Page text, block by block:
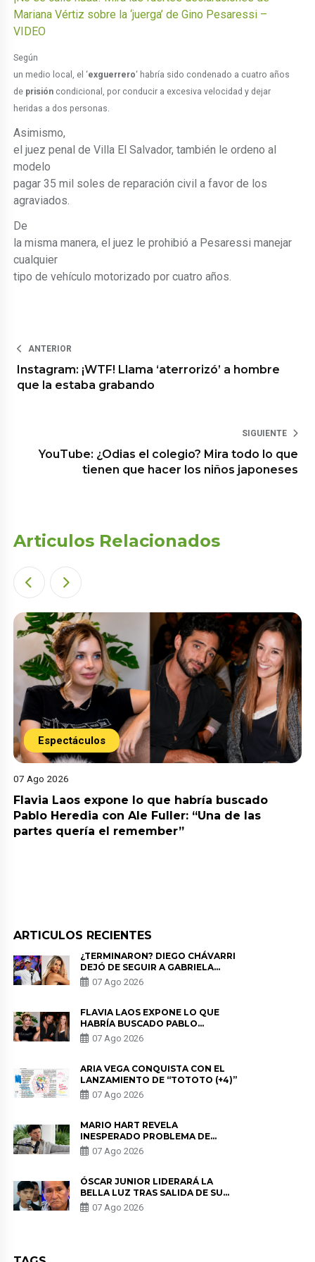
Mariana Vértiz sobre la ‘juerga’ de Gino Pesaressi –
VIDEO
Según
un medio local, el ‘exguerrero‘ habría sido condenado a cuatro años
de prisión condicional, por conducir a excesiva velocidad y dejar
heridas a dos personas.
Asimismo,
el juez penal de Villa El Salvador, también le ordeno al
modelo
pagar 35 mil soles de reparación civil a favor de los
agraviados.
De
la misma manera, el juez le prohibió a Pesaressi manejar
cualquier
tipo de vehículo motorizado por cuatro años.
ANTERIOR
Instagram: ¡WTF! Llama ‘aterrorizó’ a hombre
que la estaba grabando
SIGUIENTE
YouTube: ¿Odias el colegio? Mira todo lo que
tienen que hacer los niños japoneses
Articulos Relacionados
Espectáculos
07 Ago 2026
Flavia Laos expone lo que habría buscado
Pablo Heredia con Ale Fuller: “Una de las
partes quería el remember”
ARTICULOS RECIENTES
¿TERMINARON? DIEGO CHÁVARRI
DEJÓ DE SEGUIR A GABRIELA
HERRERA Y ANUNCIA SU SALIDA
DE PÓDCAST
07 Ago 2026
FLAVIA LAOS EXPONE LO QUE
HABRÍA BUSCADO PABLO
HEREDIA CON ALE FULLER: “UNA
DE LAS PARTES QUERÍA EL
07 Ago 2026
ARIA VEGA CONQUISTA CON EL
LANZAMIENTO DE “TOTOTO (+4)”
07 Ago 2026
MARIO HART REVELA
INESPERADO PROBLEMA DE
SALUD ANTES DE SEPARARSE DE
KORINA: “ME ENCONTRARON UN
07 Ago 2026
ÓSCAR JUNIOR LIDERARÁ LA
BELLA LUZ TRAS SALIDA DE SU
PADRE POR POLÉMICA CON
NALDY SALDAÑA
07 Ago 2026